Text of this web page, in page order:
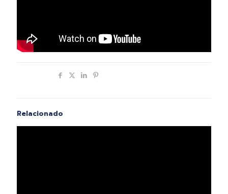
Relacionado